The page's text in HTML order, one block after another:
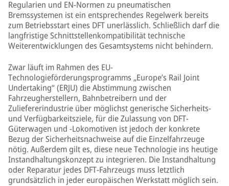
Regularien und EN-Normen zu pneumatischen
Bremssystemen ist ein entsprechendes Regelwerk bereits
zum Betriebsstart eines DFT unerlässlich. Schließlich darf die
langfristige Schnittstellenkompatibilität technische
Weiterentwicklungen des Gesamtsystems nicht behindern.
Zwar läuft im Rahmen des EU-
Technologieförderungsprogramms „Europe’s Rail Joint
Undertaking“ (ERJU) die Abstimmung zwischen
Fahrzeugherstellern, Bahnbetreibern und der
Zuliefererindustrie über möglichst generische Sicherheits-
und Verfügbarkeitsziele, für die Zulassung von DFT-
Güterwagen und -Lokomotiven ist jedoch der konkrete
Bezug der Sicherheitsnachweise auf die Einzelfahrzeuge
nötig. Außerdem gilt es, diese neue Technologie ins heutige
Instandhaltungskonzept zu integrieren. Die Instandhaltung
oder Reparatur jedes DFT-Fahrzeugs muss letztlich
grundsätzlich in jeder europäischen Werkstatt möglich sein.